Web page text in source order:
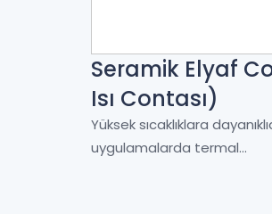
Seramik Elyaf
Isı Contası)
Yüksek sıcaklıklara
uygulamalarda termal...